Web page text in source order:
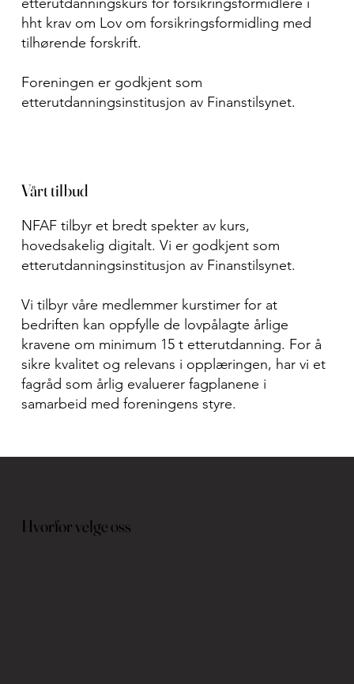
Hvorfor velge oss
hht krav om Lov om forsikringsformidling med
tilhørende forskrift.
Foreningen er godkjent som
etterutdanningsinstitusjon av Finanstilsynet.
Vårt tilbud
NFAF tilbyr et bredt spekter av kurs,
hovedsakelig digitalt. Vi er godkjent som
etterutdanningsinstitusjon av Finanstilsynet.
Vi tilbyr våre medlemmer kurstimer for at
bedriften kan oppfylle de lovpålagte årlige
kravene om minimum 15 t etterutdanning. For å
sikre kvalitet og relevans i opplæringen, har vi et
fagråd som årlig evaluerer fagplanene i
samarbeid med foreningens styre.